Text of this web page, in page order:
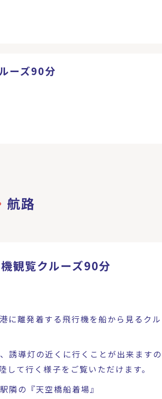
ーズ90分
航路
観覧クルーズ90分
に離発着する飛行機を船から見るクル
誘導灯の近くに行くことが出来ますの
て行く様子をご覧いただけます。
隣の『天空橋船着場』